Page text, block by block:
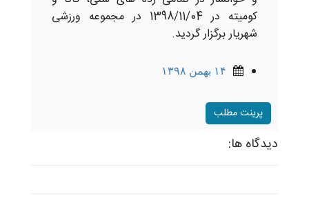
کومیته در 1398/11/04 در مجموعه ورزشی
شهریار برگزار گردید.
۱۴ بهمن ۱۳۹۸
پرینت مطلب
دیدگاه ها: